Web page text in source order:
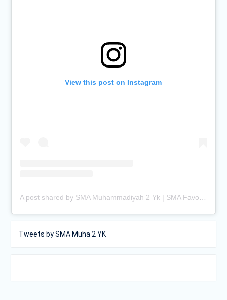
View this post on Instagram
Tweets by SMA Muha 2 YK